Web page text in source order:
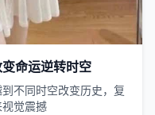
命运逆转时空
不同时空改变历史，复
觉震撼